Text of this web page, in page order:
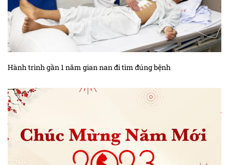
Hành trình gần 1 năm gian nan đi tìm đúng bệnh